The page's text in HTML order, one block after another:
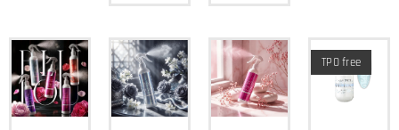
TPO free